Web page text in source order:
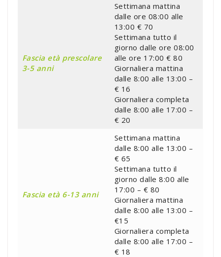
Fascia età prescolare
3-5 anni
Settimana mattina
dalle ore 08:00 alle
13:00 € 70
Settimana tutto il
giorno dalle ore 08:00
alle ore 17:00 € 80
Giornaliera mattina
dalle 8:00 alle 13:00 –
€ 16
Giornaliera completa
dalle 8:00 alle 17:00 –
€ 20
Fascia età 6-13 anni
Settimana mattina
dalle 8:00 alle 13:00 –
€ 65
Settimana tutto il
giorno dalle 8:00 alle
17:00 – € 80
Giornaliera mattina
dalle 8:00 alle 13:00 –
€15
Giornaliera completa
dalle 8:00 alle 17:00 –
€ 18